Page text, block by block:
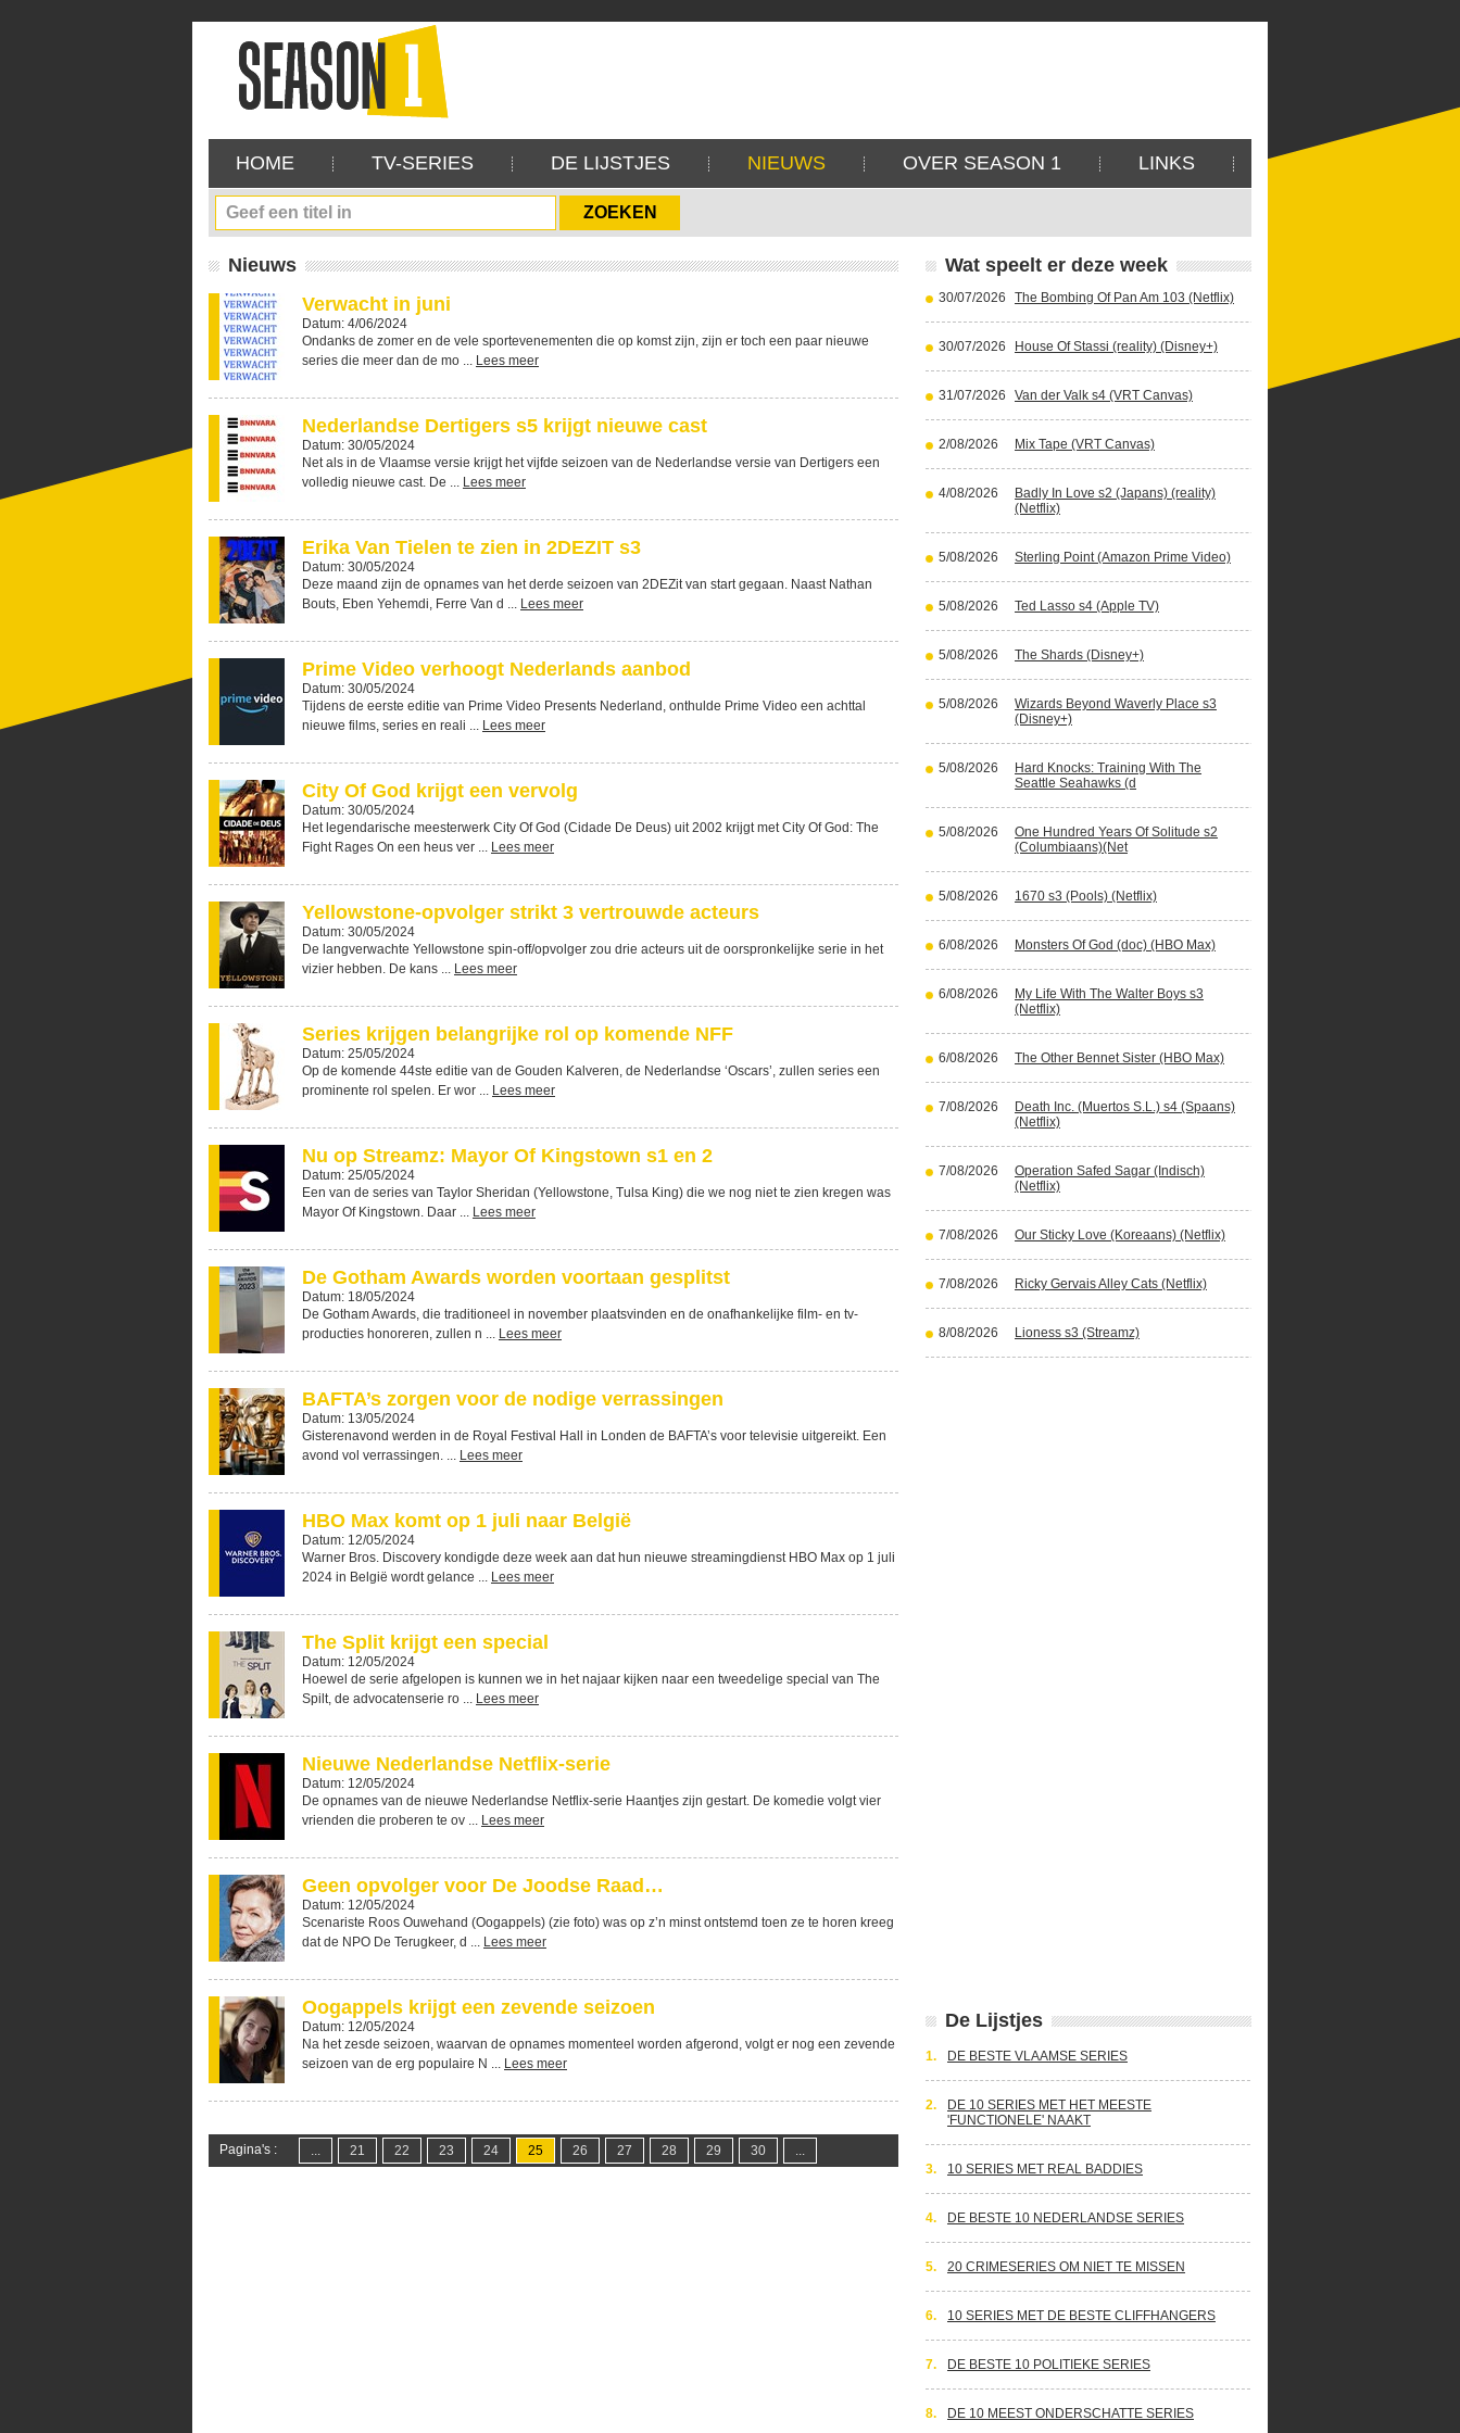
HOME TV-SERIES DE LIJSTJES NIEUWS OVER SEASON 1 LINKS
Nieuws
Verwacht in juni
Datum: 4/06/2024
Ondanks de zomer en de vele sportevenementen die op komst zijn, zijn er toch een paar nieuwe
series die meer dan de mo ... Lees meer
Nederlandse Dertigers s5 krijgt nieuwe cast
Datum: 30/05/2024
Net als in de Vlaamse versie krijgt het vijfde seizoen van de Nederlandse versie van Dertigers een
volledig nieuwe cast. De ... Lees meer
Erika Van Tielen te zien in 2DEZIT s3
Datum: 30/05/2024
Deze maand zijn de opnames van het derde seizoen van 2DEZit van start gegaan. Naast Nathan
Bouts, Eben Yehemdi, Ferre Van d ... Lees meer
Prime Video verhoogt Nederlands aanbod
Datum: 30/05/2024
Tijdens de eerste editie van Prime Video Presents Nederland, onthulde Prime Video een achttal
nieuwe films, series en reali ... Lees meer
City Of God krijgt een vervolg
Datum: 30/05/2024
Het legendarische meesterwerk City Of God (Cidade De Deus) uit 2002 krijgt met City Of God: The
Fight Rages On een heus ver ... Lees meer
Yellowstone-opvolger strikt 3 vertrouwde acteurs
Datum: 30/05/2024
De langverwachte Yellowstone spin-off/opvolger zou drie acteurs uit de oorspronkelijke serie in het
vizier hebben. De kans ... Lees meer
Series krijgen belangrijke rol op komende NFF
Datum: 25/05/2024
Op de komende 44ste editie van de Gouden Kalveren, de Nederlandse ‘Oscars’, zullen series een
prominente rol spelen. Er wor ... Lees meer
Nu op Streamz: Mayor Of Kingstown s1 en 2
Datum: 25/05/2024
Een van de series van Taylor Sheridan (Yellowstone, Tulsa King) die we nog niet te zien kregen was
Mayor Of Kingstown. Daar ... Lees meer
De Gotham Awards worden voortaan gesplitst
Datum: 18/05/2024
De Gotham Awards, die traditioneel in november plaatsvinden en de onafhankelijke film- en tv-
producties honoreren, zullen n ... Lees meer
BAFTA’s zorgen voor de nodige verrassingen
Datum: 13/05/2024
Gisterenavond werden in de Royal Festival Hall in Londen de BAFTA’s voor televisie uitgereikt. Een
avond vol verrassingen. ... Lees meer
HBO Max komt op 1 juli naar België
Datum: 12/05/2024
Warner Bros. Discovery kondigde deze week aan dat hun nieuwe streamingdienst HBO Max op 1 juli
2024 in België wordt gelance ... Lees meer
The Split krijgt een special
Datum: 12/05/2024
Hoewel de serie afgelopen is kunnen we in het najaar kijken naar een tweedelige special van The
Spilt, de advocatenserie ro ... Lees meer
Nieuwe Nederlandse Netflix-serie
Datum: 12/05/2024
De opnames van de nieuwe Nederlandse Netflix-serie Haantjes zijn gestart. De komedie volgt vier
vrienden die proberen te ov ... Lees meer
Geen opvolger voor De Joodse Raad…
Datum: 12/05/2024
Scenariste Roos Ouwehand (Oogappels) (zie foto) was op z’n minst ontstemd toen ze te horen kreeg
dat de NPO De Terugkeer, d ... Lees meer
Oogappels krijgt een zevende seizoen
Datum: 12/05/2024
Na het zesde seizoen, waarvan de opnames momenteel worden afgerond, volgt er nog een zevende
seizoen van de erg populaire N ... Lees meer
Pagina's : ... 21 22 23 24 25 26 27 28 29 30 ...
Wat speelt er deze week
30/07/2026 The Bombing Of Pan Am 103 (Netflix)
30/07/2026 House Of Stassi (reality) (Disney+)
31/07/2026 Van der Valk s4 (VRT Canvas)
2/08/2026 Mix Tape (VRT Canvas)
4/08/2026
Badly In Love s2 (Japans) (reality)
(Netflix)
5/08/2026 Sterling Point (Amazon Prime Video)
5/08/2026 Ted Lasso s4 (Apple TV)
5/08/2026 The Shards (Disney+)
5/08/2026
Wizards Beyond Waverly Place s3
(Disney+)
5/08/2026
Hard Knocks: Training With The
Seattle Seahawks (d
5/08/2026
One Hundred Years Of Solitude s2
(Columbiaans)(Net
5/08/2026 1670 s3 (Pools) (Netflix)
6/08/2026 Monsters Of God (doc) (HBO Max)
6/08/2026
My Life With The Walter Boys s3
(Netflix)
6/08/2026 The Other Bennet Sister (HBO Max)
7/08/2026
Death Inc. (Muertos S.L.) s4 (Spaans)
(Netflix)
7/08/2026
Operation Safed Sagar (Indisch)
(Netflix)
7/08/2026 Our Sticky Love (Koreaans) (Netflix)
7/08/2026 Ricky Gervais Alley Cats (Netflix)
8/08/2026 Lioness s3 (Streamz)
De Lijstjes
1. DE BESTE VLAAMSE SERIES
2.
DE 10 SERIES MET HET MEESTE
'FUNCTIONELE' NAAKT
3. 10 SERIES MET REAL BADDIES
4. DE BESTE 10 NEDERLANDSE SERIES
5. 20 CRIMESERIES OM NIET TE MISSEN
6. 10 SERIES MET DE BESTE CLIFFHANGERS
7. DE BESTE 10 POLITIEKE SERIES
8. DE 10 MEEST ONDERSCHATTE SERIES